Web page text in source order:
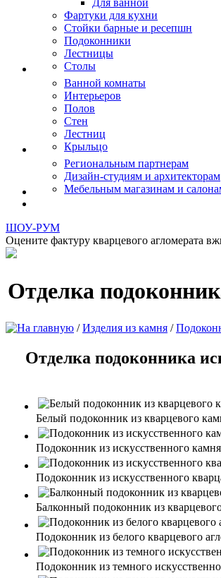
Для ванной
Фартуки для кухни
Стойки барные и ресепшн
Подоконники
Лестницы
Столы
Ванной комнаты
Интерьеров
Полов
Стен
Лестниц
Крыльцо
Региональным партнерам
Дизайн-студиям и архитекторам
Мебельным магазинам и
ШОУ-РУМ
Оцените фактуру кварцевого агломерата
Отделка
/Изделия из камня /
Отделка подоконника
Белый подоконник из кварцевого
Подоконник из искусственного
Подоконник из искусственного
Балконный подоконник из
Подоконник из белого кварцевого
Подоконник из темного